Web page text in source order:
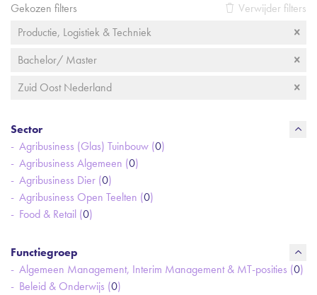
Gekozen filters
Verwijder filters
Productie, Logistiek & Techniek
Bachelor/ Master
Zuid Oost Nederland
Sector
Agribusiness (Glas) Tuinbouw (0)
Agribusiness Algemeen (0)
Agribusiness Dier (0)
Agribusiness Open Teelten (0)
Food & Retail (0)
Functiegroep
Algemeen Management, Interim Management & MT-posities (0)
Beleid & Onderwijs (0)